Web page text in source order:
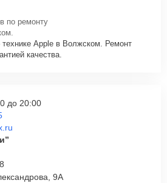
по ремонту
Apple в Волжском. Ремонт
качества.
9А
до 20:00